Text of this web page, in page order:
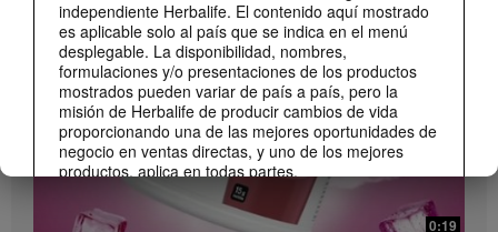
independiente Herbalife. El contenido aquí mostrado
es aplicable solo al país que se indica en el menú
desplegable. La disponibilidad, nombres,
formulaciones y/o presentaciones de los productos
mostrados pueden variar de país a país, pero la
misión de Herbalife de producir cambios de vida
proporcionando una de las mejores oportunidades de
negocio en ventas directas, y uno de los mejores
productos, aplica en todas partes.
Los Videos podrían incluir las experiencias del
volumen de ventas acumulado, o reseñas de
0:19